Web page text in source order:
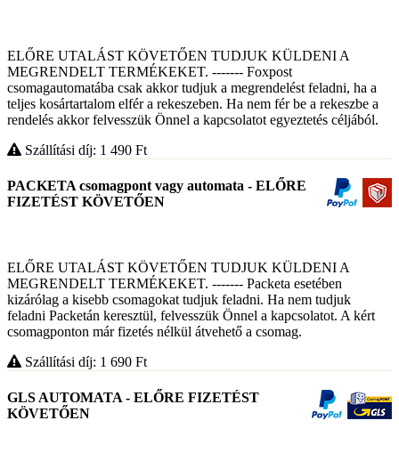
ELŐRE UTALÁST KÖVETŐEN TUDJUK KÜLDENI A
MEGRENDELT TERMÉKEKET. ------- Foxpost
csomagautomatába csak akkor tudjuk a megrendelést feladni, ha a
teljes kosártartalom elfér a rekeszeben. Ha nem fér be a rekeszbe a
rendelés akkor felvesszük Önnel a kapcsolatot egyeztetés céljából.
Szállítási díj: 1 490 Ft
PACKETA csomagpont vagy automata - ELŐRE
FIZETÉST KÖVETŐEN
ELŐRE UTALÁST KÖVETŐEN TUDJUK KÜLDENI A
MEGRENDELT TERMÉKEKET. ------- Packeta esetében
kizárólag a kisebb csomagokat tudjuk feladni. Ha nem tudjuk
feladni Packetán keresztül, felvesszük Önnel a kapcsolatot. A kért
csomagponton már fizetés nélkül átvehető a csomag.
Szállítási díj: 1 690 Ft
GLS AUTOMATA - ELŐRE FIZETÉST
KÖVETŐEN